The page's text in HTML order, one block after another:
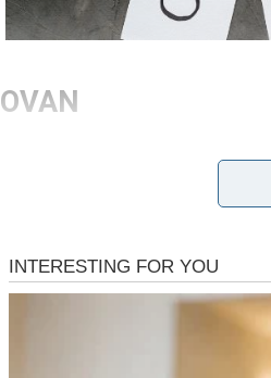
OVAN
Ovnovi će osjetiti da se trud koji
pomogli sada pokazuju koliko
Bikovima karma vraća kroz